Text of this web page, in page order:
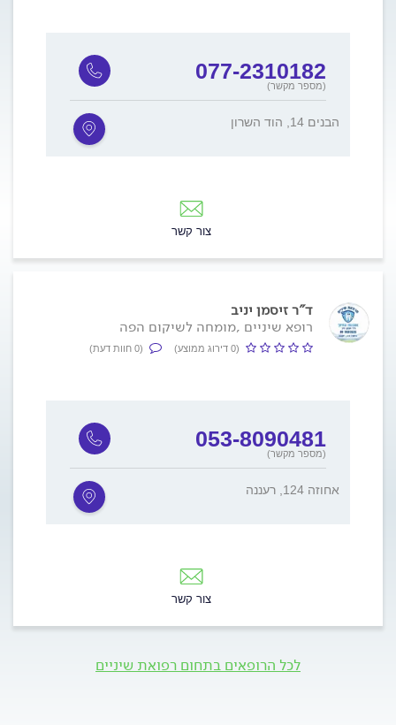
077-2310182
(מספר מקשר)
הבנים 14, הוד השרון
צור קשר
ד"ר זיסמן יניב
רופא שיניים ,מומחה לשיקום הפה
(0 דירוג ממוצע) (0 חוות דעת)
053-8090481
(מספר מקשר)
אחוזה 124, רעננה
צור קשר
לכל הרופאים בתחום רפואת שיניים